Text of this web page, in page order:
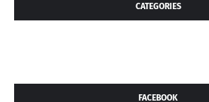
CATEGORIES
FACEBOOK